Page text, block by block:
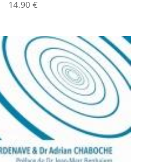
14.90 €